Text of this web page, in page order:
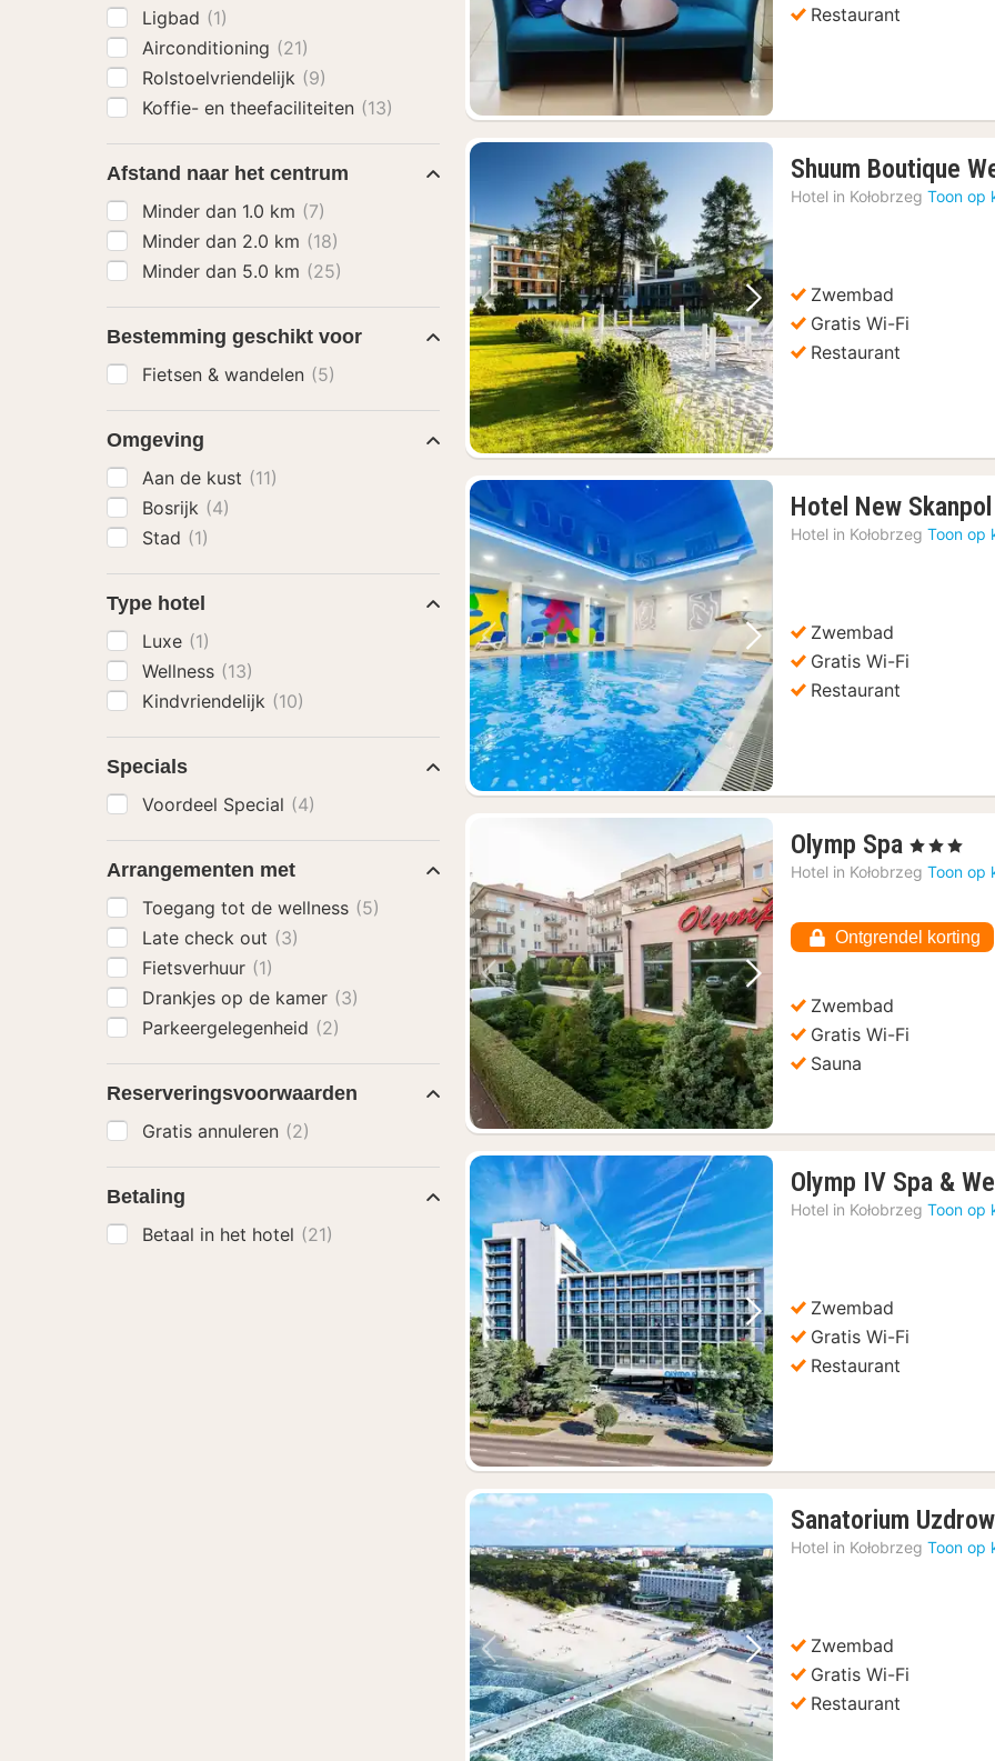
Restaurant
Vorige foto Volgende foto
Shuum Boutique
Hotel in Kołobrzeg Toon op
Zwembad
Gratis Wi-Fi
Restaurant
Vorige foto Volgende foto
Hotel New Skanpol
Hotel in Kołobrzeg Toon op
Zwembad
Gratis Wi-Fi
Restaurant
Vorige foto Volgende foto
Olymp Spa 1
nacht
€
144,63
, 3 Sterren
Hotel in Kołobrzeg Toon op
Ontgrendel korting
Zwembad
Gratis Wi-Fi
Sauna
Vorige foto Volgende foto
Olymp IV Spa &
Hotel in Kołobrzeg Toon op
Zwembad
Gratis Wi-Fi
Restaurant
Vorige foto Volgende foto
Sanatorium
Hotel in Kołobrzeg Toon op
Zwembad
Gratis Wi-Fi
Restaurant
Ligbad (1)
Airconditioning (21)
Rolstoelvriendelijk (9)
Koffie- en theefaciliteiten (13)
Afstand naar het centrum
Minder dan 1.0 km (7)
Minder dan 2.0 km (18)
Minder dan 5.0 km (25)
Bestemming geschikt voor
Fietsen & wandelen (5)
Omgeving
Aan de kust (11)
Bosrijk (4)
Stad (1)
Type hotel
Luxe (1)
Wellness (13)
Kindvriendelijk (10)
Specials
Voordeel Special (4)
Arrangementen met
Toegang tot de wellness (5)
Late check out (3)
Fietsverhuur (1)
Drankjes op de kamer (3)
Parkeergelegenheid (2)
Reserveringsvoorwaarden
Gratis annuleren (2)
Betaling
Betaal in het hotel (21)